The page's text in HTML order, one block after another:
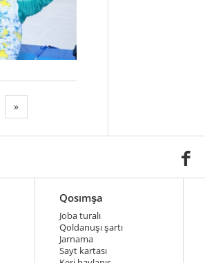
»
Qosımşa
Joba turalı
Qoldanuşı şartı
Jarnama
Sayt kartası